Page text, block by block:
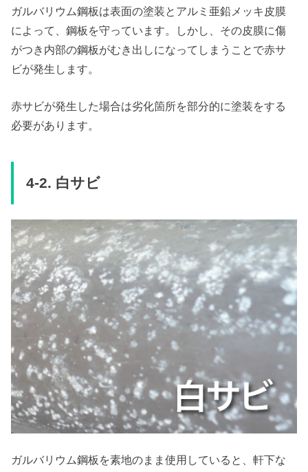
ガルバリウム鋼板は表面の塗装とアルミ亜鉛メッキ皮膜
によって、鋼板を守っています。しかし、その皮膜に傷
がつき内部の鋼板がむき出しになってしまうことで赤サ
ビが発生します。
赤サビが発生した場合は劣化箇所を部分的に塗装をする
必要があります。
4-2. 白サビ
ガルバリウム鋼板を素地のまま使用していると、軒下な